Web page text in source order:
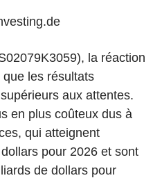
la réaction
les résultats
aux attentes.
en plus coûteux dus à
qui atteignent
pour 2026 et sont
de dollars pour